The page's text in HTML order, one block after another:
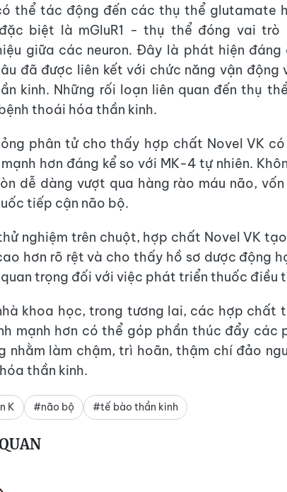
thể tác động đến các thụ thể glutamate
đặc biệt là mGluR1 - thụ thể đóng vai trò
giữa các neuron. Đây là phát hiện
đã được liên kết với chức năng vận
kinh. Những rối loạn liên quan đến thụ
thoái hóa thần kinh.
phân tử cho thấy hợp chất Novel VK
mạnh hơn đáng kể so với MK-4 tự nhiên.
dễ dàng vượt qua hàng rào máu não, vốn
tiếp cận não bộ.
nghiệm trên chuột, hợp chất Novel VK
hơn rõ rệt và cho thấy hồ sơ dược động
trọng đối với việc phát triển thuốc điều
khoa học, trong tương lai, các hợp chất
mạnh hơn có thể góp phần thúc đẩy các
nhằm làm chậm, trì hoãn, thậm chí đảo
thần kinh.
K #não bộ #tế bào thần kinh